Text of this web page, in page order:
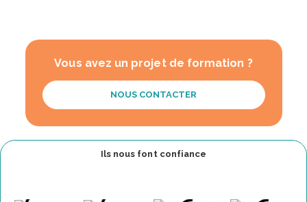
Vous avez un projet de formation ?
NOUS CONTACTER
Ils nous font confiance